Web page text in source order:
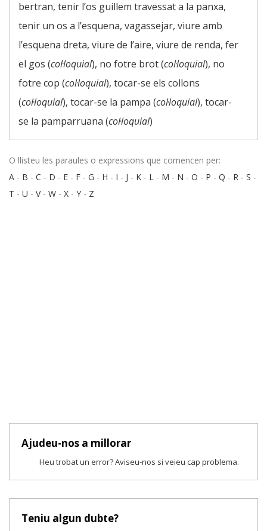
bertran, tenir l’os guillem travessat a la panxa,
tenir un os a l’esquena, vagassejar, viure amb
l’esquena dreta, viure de l’aire, viure de renda, fer
el gos (col·loquial), no fotre brot (col·loquial), no
fotre cop (col·loquial), tocar-se els collons
(col·loquial), tocar-se la pampa (col·loquial), tocar-
se la pamparruana (col·loquial)
O llisteu les paraules o expressions que comencen per:
A - B - C - D - E - F - G - H - I - J - K - L - M - N - O - P - Q - R - S -
T - U - V- W - X - Y - Z
Ajudeu-nos a millorar
Heu trobat un error? Aviseu-nos si veieu cap problema.
Teniu algun dubte?